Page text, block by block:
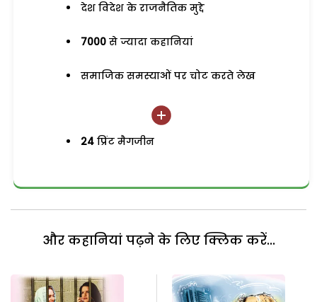
देश विदेश के राजनैतिक मुद्दे
7000 से ज्यादा कहानियां
समाजिक समस्याओं पर चोट करते लेख
24 प्रिंट मैगजीन
और कहानियां पढ़ने के लिए क्लिक करें...